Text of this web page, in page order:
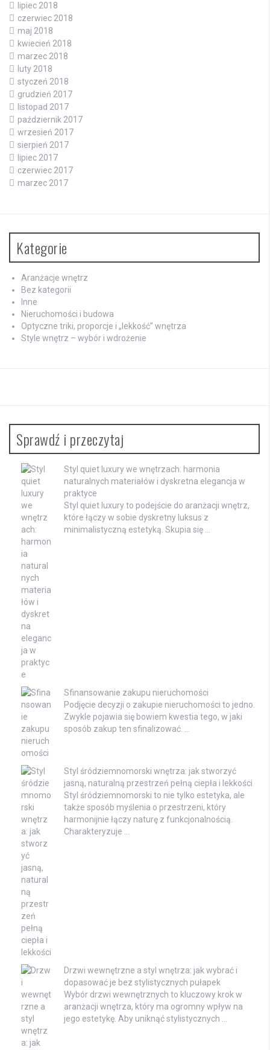
lipiec 2018
czerwiec 2018
maj 2018
kwiecień 2018
marzec 2018
luty 2018
styczeń 2018
grudzień 2017
listopad 2017
październik 2017
wrzesień 2017
sierpień 2017
lipiec 2017
czerwiec 2017
marzec 2017
Kategorie
Aranżacje wnętrz
Bez kategorii
Inne
Nieruchomości i budowa
Optyczne triki, proporcje i „lekkość” wnętrza
Style wnętrz – wybór i wdrożenie
Sprawdź i przeczytaj
Styl quiet luxury we wnętrzach: harmonia
naturalnych materiałów i dyskretna elegancja w
praktyce
Styl quiet luxury to podejście do aranżacji wnętrz,
które łączy w sobie dyskretny luksus z
minimalistyczną estetyką. Skupia się …
Sfinansowanie zakupu nieruchomości
Podjęcie decyzji o zakupie nieruchomości to jedno.
Zwykle pojawia się bowiem kwestia tego, w jaki
sposób zakup ten sfinalizować. …
Styl śródziemnomorski wnętrza: jak stworzyć
jasną, naturalną przestrzeń pełną ciepła i lekkości
Styl śródziemnomorski to nie tylko estetyka, ale
także sposób myślenia o przestrzeni, który
harmonijnie łączy naturę z funkcjonalnością.
Charakteryzuje …
Drzwi wewnętrzne a styl wnętrza: jak wybrać i
dopasować je bez stylistycznych pułapek
Wybór drzwi wewnętrznych to kluczowy krok w
aranżacji wnętrza, który ma ogromny wpływ na
jego estetykę. Aby uniknąć stylistycznych …